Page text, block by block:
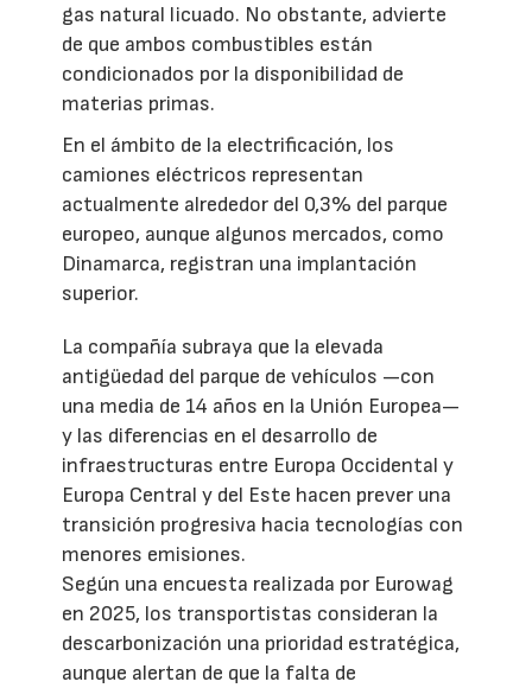
gas natural licuado. No obstante, advierte
de que ambos combustibles están
condicionados por la disponibilidad de
materias primas.
En el ámbito de la electrificación, los
camiones eléctricos representan
actualmente alrededor del 0,3% del parque
europeo, aunque algunos mercados, como
Dinamarca, registran una implantación
superior.
La compañía subraya que la elevada
antigüedad del parque de vehículos —con
una media de 14 años en la Unión Europea—
y las diferencias en el desarrollo de
infraestructuras entre Europa Occidental y
Europa Central y del Este hacen prever una
transición progresiva hacia tecnologías con
menores emisiones.
Según una encuesta realizada por Eurowag
en 2025, los transportistas consideran la
descarbonización una prioridad estratégica,
aunque alertan de que la falta de